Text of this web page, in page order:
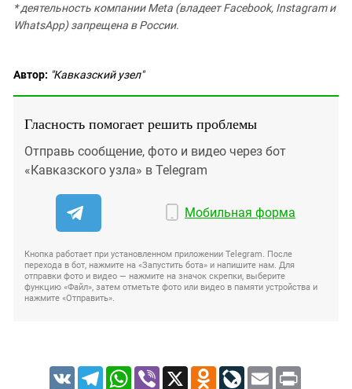
* деятельность компании Meta (владеет Facebook, Instagram и
WhatsApp) запрещена в России.
Автор: "Кавказский узел"
Гласность помогает решить проблемы
Отправь сообщение, фото и видео через бот
«Кавказского узла» в Telegram
Мобильная форма
Кнопка работает при установленном приложении Telegram. После
перехода в бот, нажмите на «Запустить бота» и напишите нам. Для
отправки фото и видео — нажмите на значок скрепки, выберите
функцию «Файл», затем отметьте фото или видео в памяти устройства и
нажмите «Отправить».
VK TelegramWhatsApp
Viber X Odnoklassniki
LiveJournal
Email Print